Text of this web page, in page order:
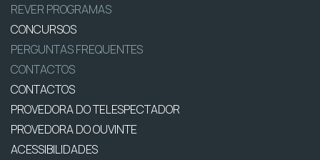
REVER PROGRAMAS
CONCURSOS
PERGUNTAS FREQUENTES
CONTACTOS
CONTACTOS
PROVEDORA DO TELESPECTADOR
PROVEDORA DO OUVINTE
ACESSIBILIDADES